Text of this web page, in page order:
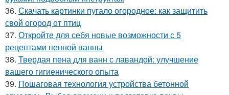
36. Скачать картинки пугало огородное: как защитить
свой огород от птиц
37. Откройте для себя новые возможности с 5
рецептами пенной ванны
38. Твердая пена для ванн с лавандой: улучшение
вашего гигиенического опыта
39. Пошаговая технология устройства бетонной